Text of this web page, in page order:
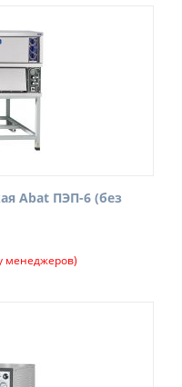
Abat ПЭП-6 (без
менеджеров)